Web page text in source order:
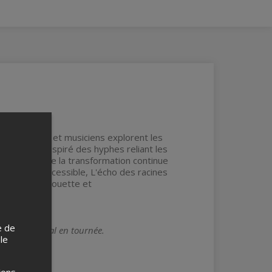
danseurs et musiciens explorent les
de laine inspiré des hyphes reliant les
célèbre la transformation continue
festif et accessible, L'écho des racines
Thierry Couette et
de Montréal en tournée.
de